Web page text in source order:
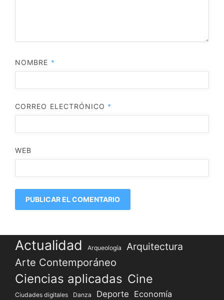
NOMBRE *
CORREO ELECTRÓNICO *
WEB
Actualidad Arqueología Arquitectura
Arte Contemporáneo
Ciencias aplicadas Cine
Ciudades digitales Danza Deporte Economía